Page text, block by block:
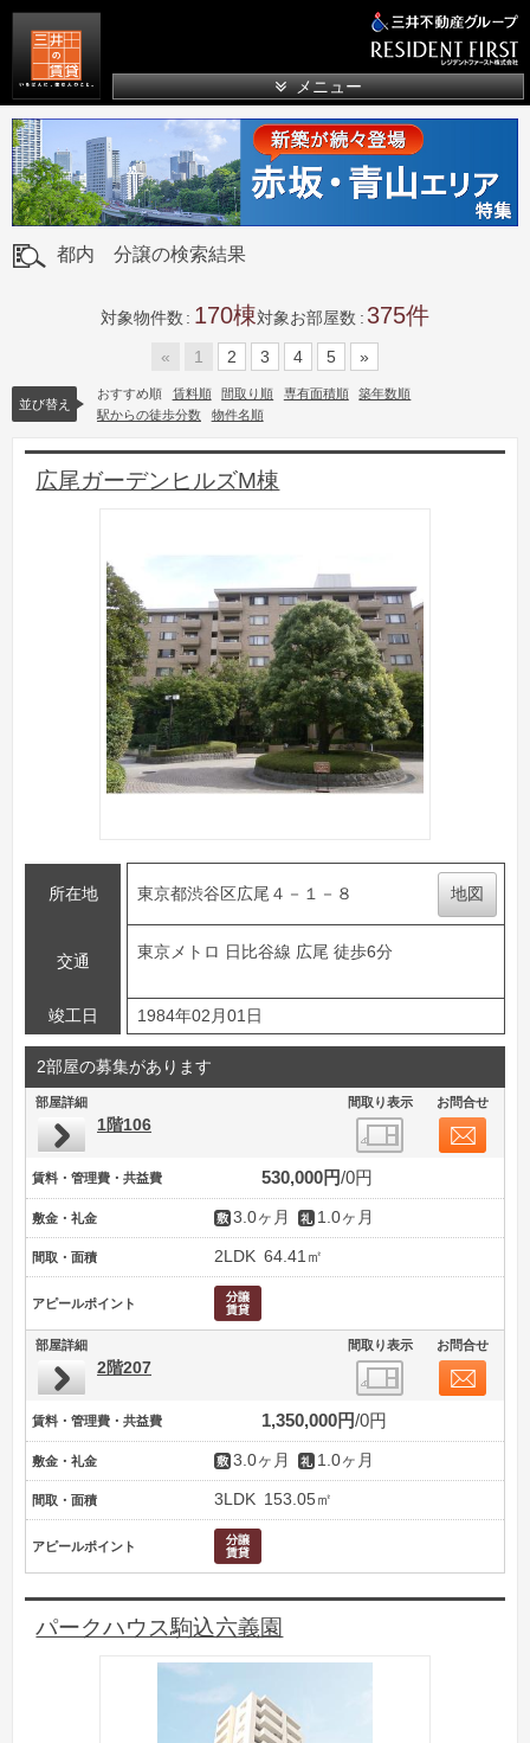
メニュー
都内 分譲の検索結果
対象物件数 170 対象お部屋数 375
« 1 2 3 4 5 »
並び替え
おすすめ順 賃料順 間取り順 専有面積順
築年数順
駅からの徒歩分数
物件名順
広尾ガーデンヒルズM棟
所在地 東京都渋谷区広尾４－１－８ 地図
交通
東京メトロ 日比谷線 広尾 徒歩6分
竣工日 1984年02月01日
2部屋の募集があります
部屋詳細 間取り表示 お問合せ
1階106
賃料・管理費・共益費 530,000円 0円
敷金・礼金 3.0ヶ月 1.0ヶ月
間取・面積 2LDK 64.41㎡
アピールポイント
部屋詳細 間取り表示 お問合せ
2階207
賃料・管理費・共益費 1,350,000円 0円
敷金・礼金 3.0ヶ月 1.0ヶ月
間取・面積 3LDK 153.05㎡
アピールポイント
パークハウス駒込六義園